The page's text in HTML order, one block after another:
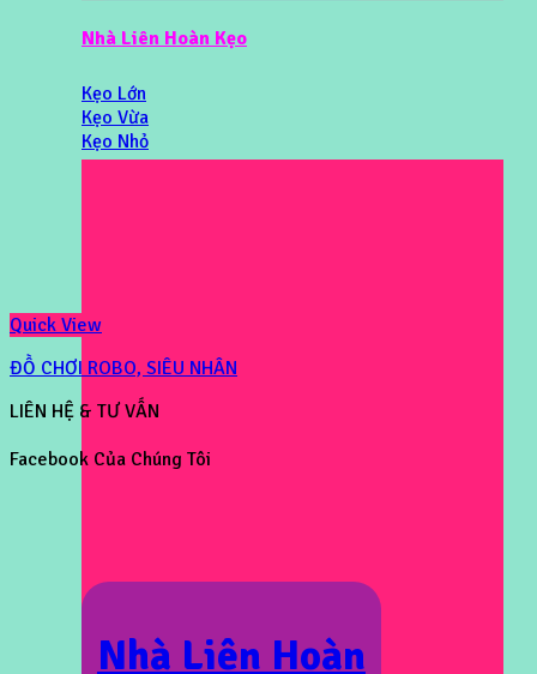
Nhà Liên Hoàn Kẹo
Kẹo Lớn
Kẹo Vừa
Kẹo Nhỏ
Nhà Liên Hoàn
Quick View
ĐỒ CHƠI ROBO, SIÊU NHÂN
LIÊN HỆ & TƯ VẤN
Facebook Của Chúng Tôi